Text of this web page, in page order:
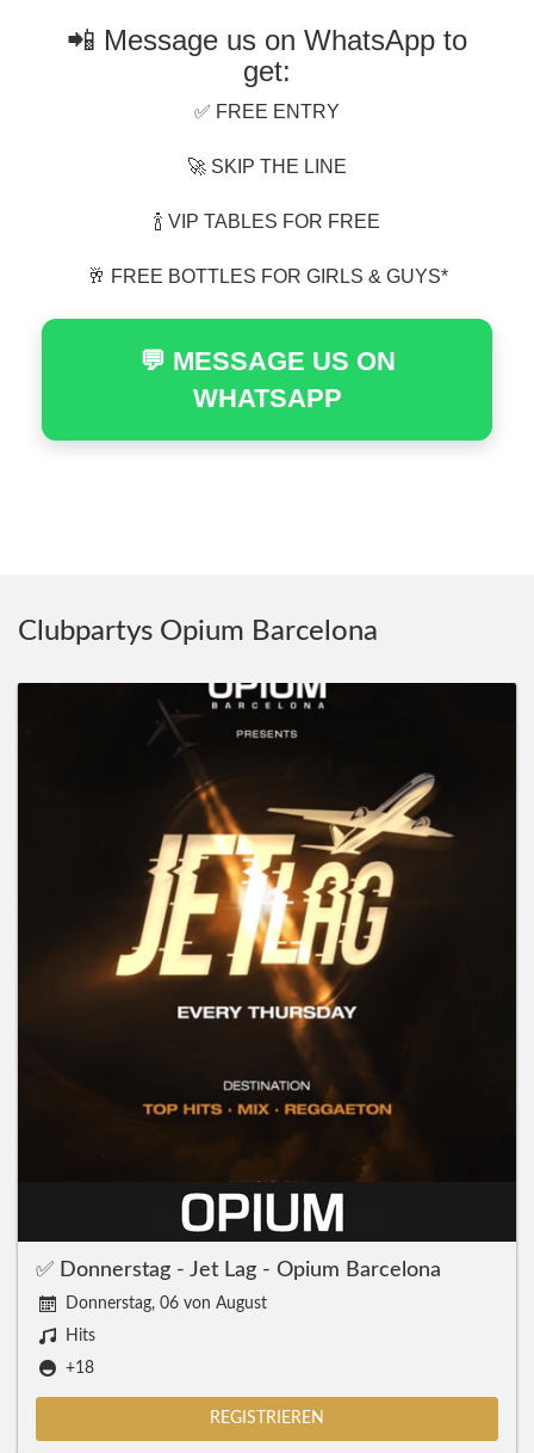
📲 Message us on WhatsApp to
get:
✅ FREE ENTRY
🚀 SKIP THE LINE
🍾 VIP TABLES FOR FREE
🥂 FREE BOTTLES FOR GIRLS & GUYS*
💬 MESSAGE US ON
WHATSAPP
Clubpartys Opium Barcelona
✅ Donnerstag - Jet Lag - Opium Barcelona
Donnerstag, 06 von August
Hits
+18
REGISTRIEREN